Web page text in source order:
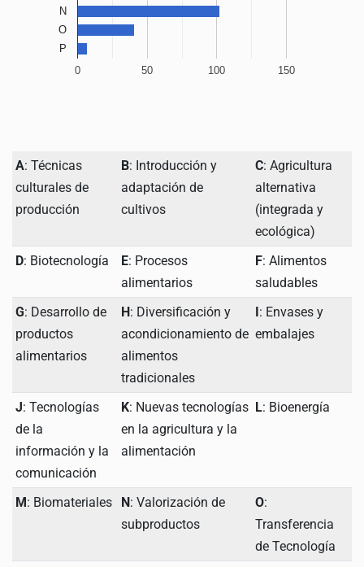
0 50 100 150
N
O
P
A: Técnicas
culturales de
producción
B: Introducción y
adaptación de
cultivos
C: Agricultura
alternativa
(integrada y
ecológica)
D: Biotecnología E: Procesos
alimentarios
F: Alimentos
saludables
G: Desarrollo de
productos
alimentarios
H: Diversificación y
acondicionamiento de
alimentos
tradicionales
I: Envases y
embalajes
J: Tecnologías
de la
información y la
comunicación
K: Nuevas tecnologías
en la agricultura y la
alimentación
L: Bioenergía
M: Biomateriales N: Valorización de
subproductos
O:
Transferencia
de Tecnología